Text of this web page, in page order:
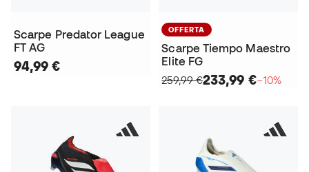
Scarpe Predator League
FT AG
94,99 €
OFFERTA
Scarpe Tiempo Maestro
Elite FG
259,99 €233,99 €−10%